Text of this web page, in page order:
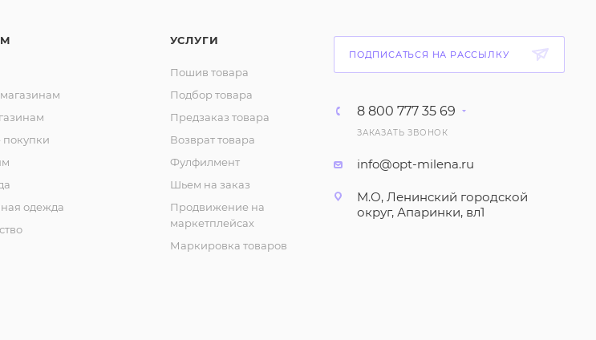
Сорочка женская -- (р-
р 48-58)
210₽/шт
Сорочка "В горошек",
женская (р-р 48-56)
210₽/шт
Комплект "Домашний,
с брюками", женский
покупки
одежда
УСЛУГИ
Пошив товара
Подбор товара
Предзаказ товара
Возврат товара
Фулфилмент
Шьем на заказ
Продвижение на
маркетплейсах
Маркировка товаров
ПОДПИСАТЬСЯ НА РАССЫЛКУ
8 800 777 35 69
ЗАКАЗАТЬ ЗВОНОК
info@opt-milena.ru
М.О, Ленинский городской
округ, Апаринки, вл1